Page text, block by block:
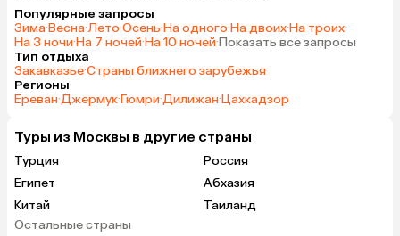
Популярные запросы
Зима·Весна·Лето·Осень·На одного·На двоих·На троих·
На 3 ночи·На 7 ночей·На 10 ночей·Показать все запросы
Тип отдыха
Закавказье·Страны ближнего зарубежья
Регионы
Ереван·Джермук·Гюмри·Дилижан·Цахкадзор
Туры из Москвы в другие страны
Турция
Россия
Египет
Абхазия
Китай
Таиланд
Вьетнам
Остальные страны